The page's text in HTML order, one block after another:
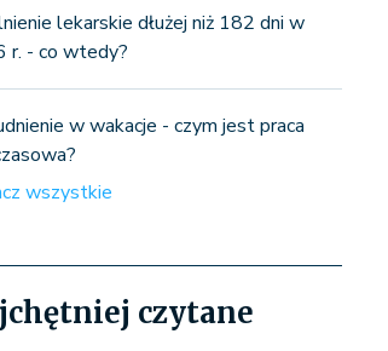
lekarskie dłużej niż 182 dni w
r. - co wtedy?
w wakacje - czym jest praca
wszystkie
czytane